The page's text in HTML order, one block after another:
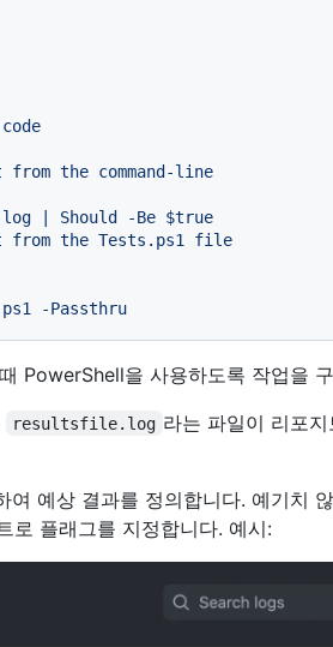
code
from the command-line
| Should -Be $true
from the Tests.ps1
file
PowerShell을 사용하도록 작업을
resultsfile.log 라는 파일이 리포
여 예상 결과를 정의합니다. 예기치
플래그를 지정합니다. 예시: